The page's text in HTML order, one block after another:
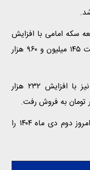
سکه امامی با افزایش
یک میلیون و ۶۹۰ هزار تومانی به قیمت ۱۴۵ میلیون و ۹۶۰ هزار
هر گرم طلای ۱۸عیار در بازار تهران نیز با افزایش ۲۳۲ هزار
قیمت انواع سکه و طلا را ساعت ۱۱ امروز دوم دی ماه ۱۴۰۴ را